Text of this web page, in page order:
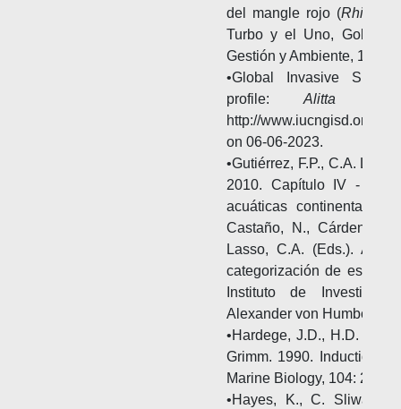
del mangle rojo (
Turbo y el Uno, Golfo
Gestión y Ambiente, 11(3):
•Global Invasive
profile:Alitta
http://www.iucngisd.org/
on 06-06-2023.
•Gutiérrez, F.P., C.A.
2010. Capítulo IV -
acuáticas continentales
Castaño, N., Cárdenas,
Lasso, C.A. (Eds.).
categorización de
Instituto de
Alexander von Humboldt.
•Hardege, J.D., H.D.
Grimm. 1990. Induction
Marine Biology, 104:
•Hayes, K., C. Sliwa,